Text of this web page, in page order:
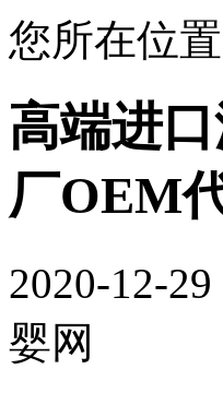
您所在位置
高端进
厂OEM
2020-12-
婴网